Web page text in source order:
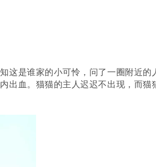
这是谁家的小可怜，问了一圈附近的
出血。猫猫的主人迟迟不出现，而猫